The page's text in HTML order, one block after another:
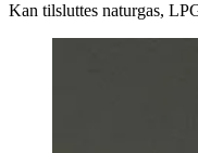
Kan tilsluttes naturgas,